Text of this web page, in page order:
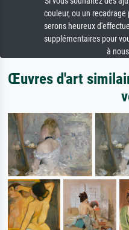
couleur, ou un
serons heureux
supplémentaires pour
à
Œuvres d'art